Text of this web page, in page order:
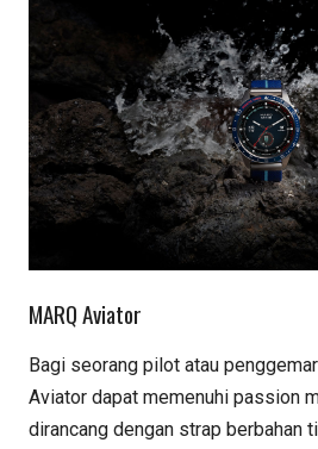
MARQ Aviator
Bagi seorang pilot atau
Aviator dapat memenuhi passion
dirancang dengan strap berbahan